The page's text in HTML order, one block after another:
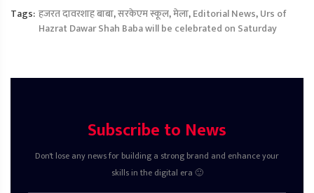
Tags: हजरत दावरशाह बाबा,सरकेएम स्कूल,मेला,Editorial News,Urs of
Hazrat Dawar Shah Baba will be celebrated on Saturday
Subscribe to News
Don't lose any news for building a strong brand and enhance your
skills in the digital era 🙂